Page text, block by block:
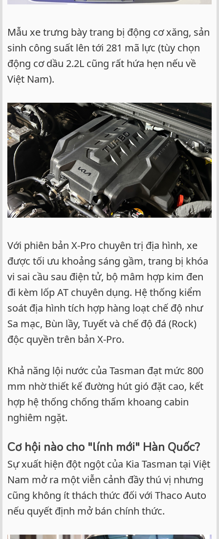
Mẫu xe trưng bày trang bị động cơ xăng, sản
sinh công suất lên tới 281 mã lực (tùy chọn
động cơ dầu 2.2L cũng rất hứa hẹn nếu về
Việt Nam).
Với phiên bản X-Pro chuyên trị địa hình, xe
được tối ưu khoảng sáng gầm, trang bị khóa
vi sai cầu sau điện tử, bộ mâm hợp kim đen
đi kèm lốp AT chuyên dụng. Hệ thống kiểm
soát địa hình tích hợp hàng loạt chế độ như
Sa mạc, Bùn lầy, Tuyết và chế độ đá (Rock)
độc quyền trên bản X-Pro.
Khả năng lội nước của Tasman đạt mức 800
mm nhờ thiết kế đường hút gió đặt cao, kết
hợp hệ thống chống thấm khoang cabin
nghiêm ngặt.
Cơ hội nào cho "lính mới" Hàn Quốc?
Sự xuất hiện đột ngột của Kia Tasman tại Việt
Nam mở ra một viễn cảnh đầy thú vị nhưng
cũng không ít thách thức đối với Thaco Auto
nếu quyết định mở bán chính thức.